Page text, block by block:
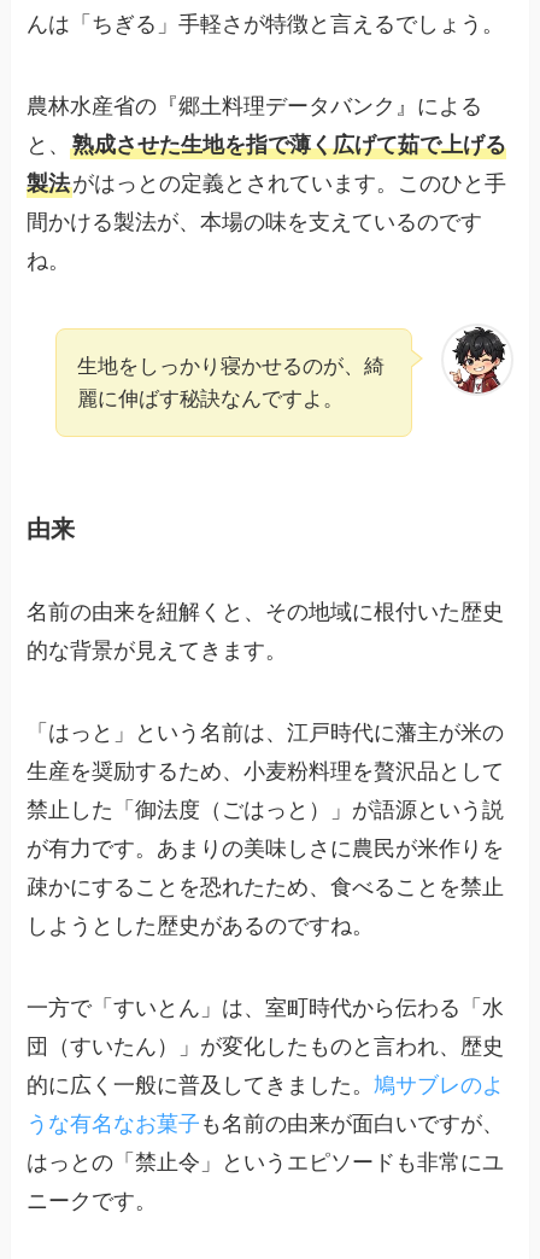
んは「ちぎる」手軽さが特徴と言えるでしょう。
農林水産省の『郷土料理データバンク』による
と、熟成させた生地を指で薄く広げて茹で上げる
製法がはっとの定義とされています。このひと手
間かける製法が、本場の味を支えているのです
ね。
生地をしっかり寝かせるのが、綺
麗に伸ばす秘訣なんですよ。
由来
名前の由来を紐解くと、その地域に根付いた歴史
的な背景が見えてきます。
「はっと」という名前は、江戸時代に藩主が米の
生産を奨励するため、小麦粉料理を贅沢品として
禁止した「御法度（ごはっと）」が語源という説
が有力です。あまりの美味しさに農民が米作りを
疎かにすることを恐れたため、食べることを禁止
しようとした歴史があるのですね。
一方で「すいとん」は、室町時代から伝わる「水
団（すいたん）」が変化したものと言われ、歴史
的に広く一般に普及してきました。鳩サブレのよ
うな有名なお菓子 も名前の由来が面白いですが、
はっとの「禁止令」というエピソードも非常にユ
ニークです。